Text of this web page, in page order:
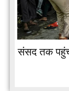
संसद तक